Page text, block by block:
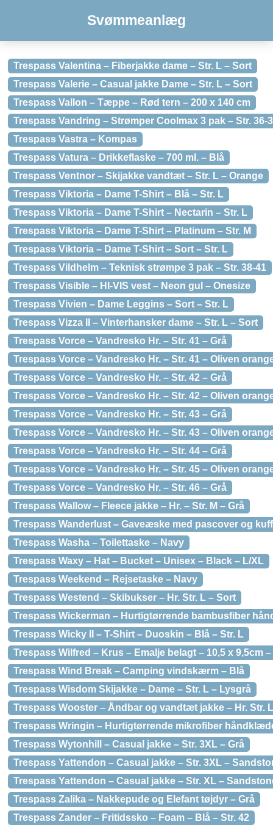
Svømmeanlæg
Trespass Valentina – Fiberjakke dame – Str. L – Sort
Trespass Valerie – Casual jakke Dame – Str. L – Sort
Trespass Vallon – Tæppe – Rød tern – 200 x 140 cm
Trespass Vandring – Strømper Coolmax 3 pak – Str. 36-
Trespass Vastra – Kompas
Trespass Vatura – Drikkeflaske – 700 ml. – Blå
Trespass Ventnor – Skijakke vandtæt – Str. L – Orange
Trespass Viktoria – Dame T-Shirt – Blå – Str. L
Trespass Viktoria – Dame T-Shirt – Nectarin – Str. L
Trespass Viktoria – Dame T-Shirt – Platinum – Str. M
Trespass Viktoria – Dame T-Shirt – Sort – Str. L
Trespass Vildhelm – Teknisk strømpe 3 pak – Str. 38-41
Trespass Visible – HI-VIS vest – Neon gul – Onesize
Trespass Vivien – Dame Leggins – Sort – Str. L
Trespass Vizza II – Vinterhansker dame – Str. L – Sort
Trespass Vorce – Vandresko Hr. – Str. 41 – Grå
Trespass Vorce – Vandresko Hr. – Str. 41 – Oliven
Trespass Vorce – Vandresko Hr. – Str. 42 – Grå
Trespass Vorce – Vandresko Hr. – Str. 42 – Oliven
Trespass Vorce – Vandresko Hr. – Str. 43 – Grå
Trespass Vorce – Vandresko Hr. – Str. 43 – Oliven
Trespass Vorce – Vandresko Hr. – Str. 44 – Grå
Trespass Vorce – Vandresko Hr. – Str. 45 – Oliven
Trespass Vorce – Vandresko Hr. – Str. 46 – Grå
Trespass Wallow – Fleece jakke – Hr. – Str. M – Grå
Trespass Wanderlust – Gaveæske med pascover og
Trespass Washa – Toilettaske – Navy
Trespass Waxy – Hat – Bucket – Unisex – Black – L/XL
Trespass Weekend – Rejsetaske – Navy
Trespass Westend – Skibukser – Hr. Str. L – Sort
Trespass Wickerman – Hurtigtørrende bambusfiber
Trespass Wicky II – T-Shirt – Duoskin – Blå – Str. L
Trespass Wilfred – Krus – Emalje belagt – 10,5 x 9,5cm
Trespass Wind Break – Camping vindskærm – Blå
Trespass Wisdom Skijakke – Dame – Str. L – Lysgrå
Trespass Wooster – Åndbar og vandtæt jakke – Hr. Str.
Trespass Wringin – Hurtigtørrende mikrofiber
Trespass Wytonhill – Casual jakke – Str. 3XL – Grå
Trespass Yattendon – Casual jakke – Str. 3XL –
Trespass Yattendon – Casual jakke – Str. XL –
Trespass Zalika – Nakkepude og Elefant tøjdyr – Grå
Trespass Zander – Fritidssko – Foam – Blå – Str. 42